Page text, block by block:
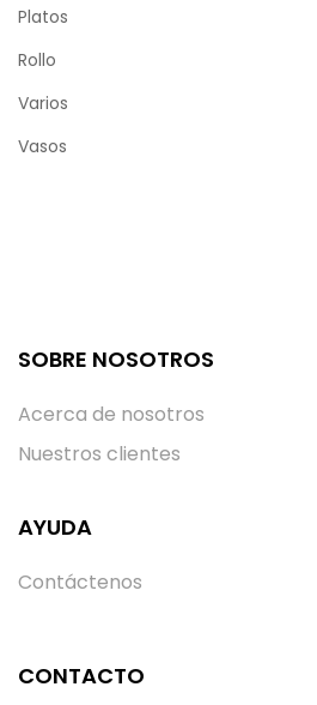
Platos
Rollo
Varios
Vasos
SOBRE NOSOTROS
Acerca de nosotros
Nuestros clientes
AYUDA
Contáctenos
CONTACTO